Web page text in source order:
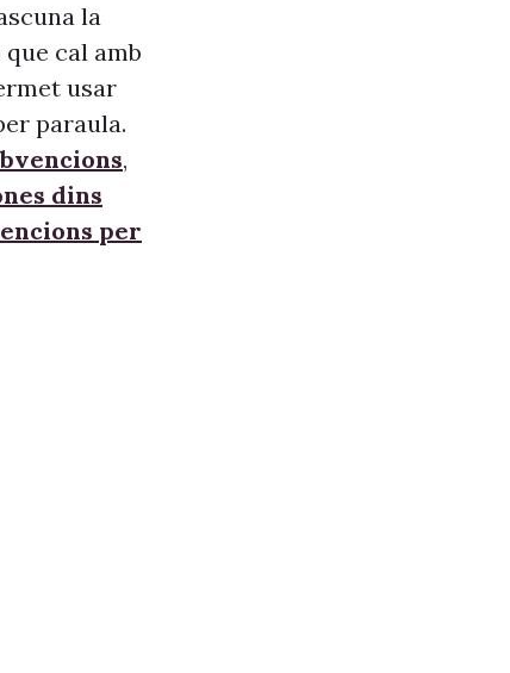
la
cal amb
usar
paraula.
,
dins
per